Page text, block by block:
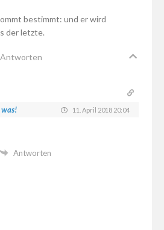
bestimmt: und er wird
der letzte.
Antworten
was! 11. April 2018 20:04
Antworten